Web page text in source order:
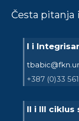
Česta pitanja
I i
+387 (0)33
II i III ciklus